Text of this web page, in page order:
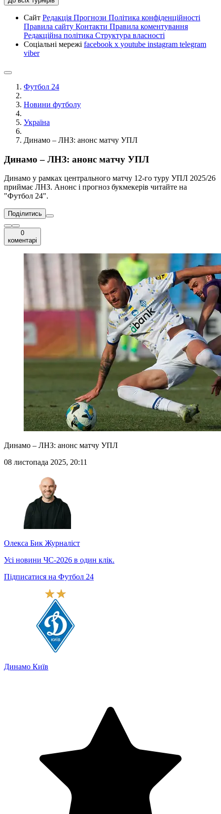
Сайт Редакція Прогнози Політика конфіденційності
Правила сайту Контакти Правила коментування
Редакційна політика Структура власності
Соціальні мережі facebook x youtube instagram telegram
viber
Футбол 24
Новини футболу
Україна
Динамо – ЛНЗ: анонс матчу УПЛ
Динамо – ЛНЗ: анонс матчу УПЛ
Динамо у рамках центрального матчу 12-го туру УПЛ 2025/26
приймає ЛНЗ. Анонс і прогноз букмекерів читайте на
"Футбол 24".
Поділитись
0
коментарі
Динамо – ЛНЗ: анонс матчу УПЛ
08 листопада 2025, 20:11
Олекса Бик Журналіст
Усі новини ЧС-2026 в один клік.
Підписатися на Футбол 24
Динамо Київ